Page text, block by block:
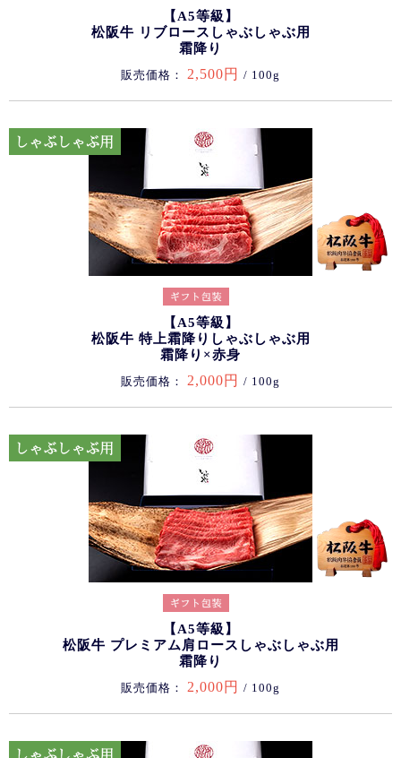
【A5等級】
松阪牛 リブロースしゃぶしゃぶ用
霜降り
販売価格： 2,500円 / 100g
【A5等級】
松阪牛 特上霜降りしゃぶしゃぶ用
霜降り×赤身
販売価格： 2,000円 / 100g
【A5等級】
松阪牛 プレミアム肩ロースしゃぶしゃぶ用
霜降り
販売価格： 2,000円 / 100g